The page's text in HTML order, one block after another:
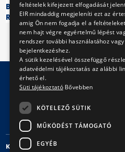
Budapesti Közlekedési
Részvénytársaság
Impresszum Jogi nyilatkozat
Adatvédelmi politika és
KAPCSOLAT
feltételek kifejezett elfogadását
EIR mindaddig megjeleníti ezt az
amig Ön nem fogadja el a
nem hajt végre egyértelmű lépést
rendszer további használatához vagy
bejelentkezéshez.
A sütik kezelésével összefüggő
adatvédelmi tájékoztatás az alábbi
érhető el.
Süti tájékoztató Bővebben
KÖTELEZŐ SÜTIK
MŰKÖDÉST TÁMOGATÓ
EGYÉB